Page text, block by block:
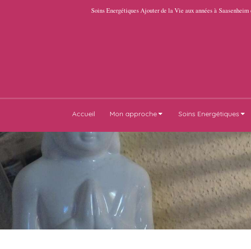
Soins Energétiques Ajouter de la Vie aux années à
Accueil Mon approche Soins Energétiques